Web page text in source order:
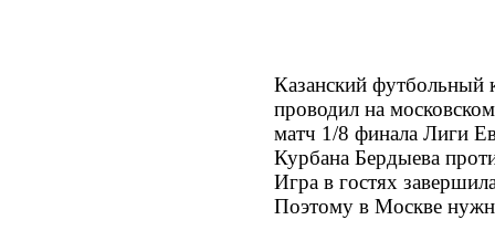
Казанский футбольный
проводил на
матч 1/8 финала Лиги
Курбана Бердыева
Игра в гостях
Поэтому в Москве